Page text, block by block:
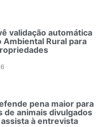
validação automática
Ambiental Rural para
pena maior para
de animais divulgados
à entrevista